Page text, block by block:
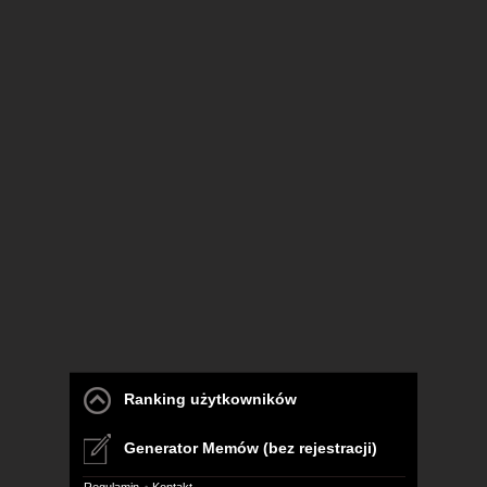
Ranking użytkowników
Generator Memów (bez rejestracji)